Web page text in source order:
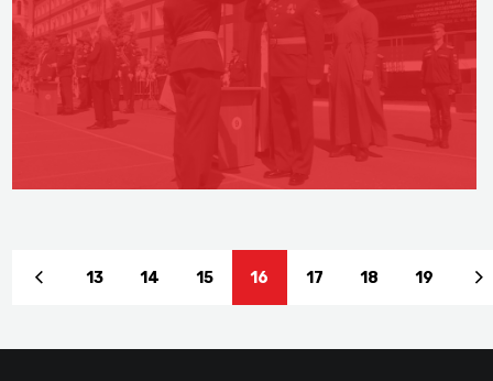
13 14 15 16 17 18 19